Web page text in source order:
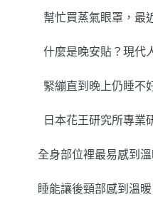
幫忙買蒸氣眼罩，最
什麼是晚安貼？現代
緊繃直到晚上仍睡不
日本花王研究所專業
全身部位裡最易感到
睡能讓後頸部感到溫